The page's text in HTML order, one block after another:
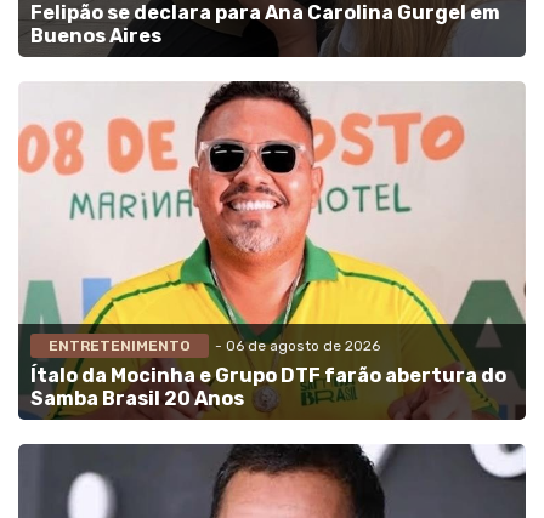
Felipão se declara para Ana Carolina Gurgel em
Buenos Aires
ENTRETENIMENTO - 06 de agosto de 2026
Ítalo da Mocinha e Grupo DTF farão abertura do
Samba Brasil 20 Anos